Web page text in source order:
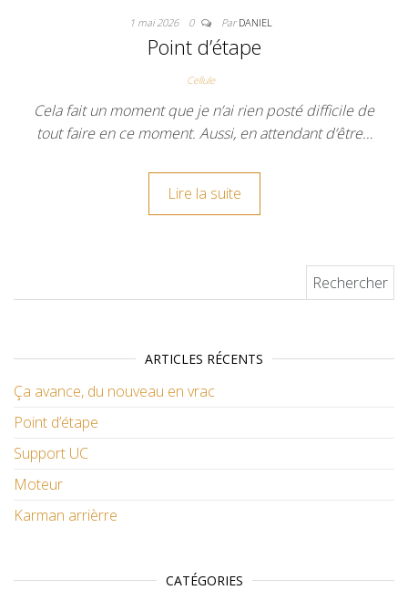
1 mai 2026 0 ParDANIEL
Point d’étape
Cellule
Cela fait un moment que je n’ai rien posté difficile de
tout faire en ce moment. Aussi, en attendant d’être…
Lire la suite
ARTICLES RÉCENTS
Ça avance, du nouveau en vrac
Point d’étape
Support UC
Moteur
Karman arrièrre
CATÉGORIES